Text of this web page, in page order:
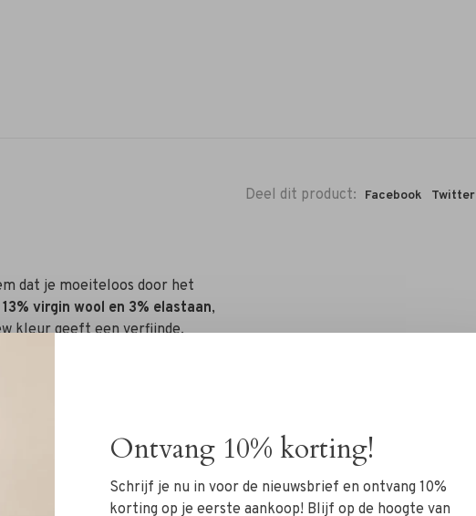
Deel dit product: Facebook Twitter
dat je moeiteloos door het
virgin wool en 3% elastaan,
kleur geeft een verfijnde,
en diepe bruintinten.
structuur de trui een luxe
te worden en valt normaal tot
een zachte, elegante look.
Ontvang 10% korting!
Schrijf je nu in voor de nieuwsbrief en ontvang 10%
korting op je eerste aankoop! Blijf op de hoogte van